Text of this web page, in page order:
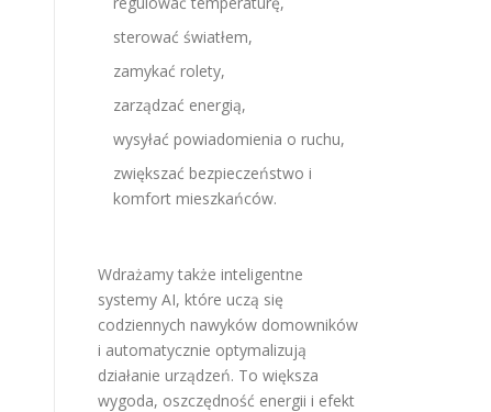
sterować światłem,
zamykać rolety,
zarządzać energią,
wysyłać powiadomienia o ruchu,
zwiększać bezpieczeństwo i
komfort mieszkańców.
Wdrażamy także inteligentne
systemy AI, które uczą się
codziennych nawyków domowników
i automatycznie optymalizują
działanie urządzeń. To większa
wygoda, oszczędność energii i efekt